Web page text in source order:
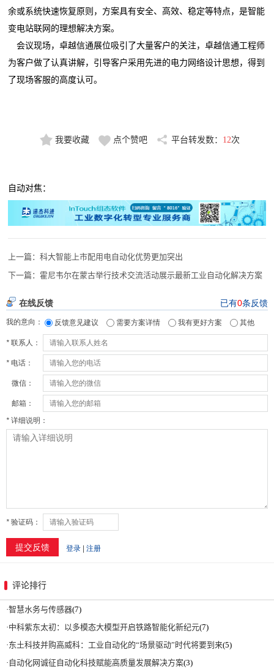
余或系统快速恢复原则，方案具有安全、高效、稳定等特点，是智能
变电站联网的理想解决方案。
会议现场，卓越信通展位吸引了大量客户的关注，卓越信通工程师
为客户做了认真讲解，引导客户采用先进的电力网络设计思想，得到
了现场客服的高度认可。
我要收藏 点个赞吧 平台转发数： 12次
自动对焦：
上一篇：科大智能上市配用电自动化优势更加突出
下一篇： 霍尼韦尔在蒙古举行技术交流活动展示最新工业自动化解决方案
评论排行
·智慧水务与传感器(7)
·中科紫东太初：以多模态大模型开启铁路智能化新纪元(7)
·东土科技并购高威科：工业自动化的“场景驱动”时代将要到来(5)
· 自动化网诚征自动化科技赋能高质量发展解决方案(3)